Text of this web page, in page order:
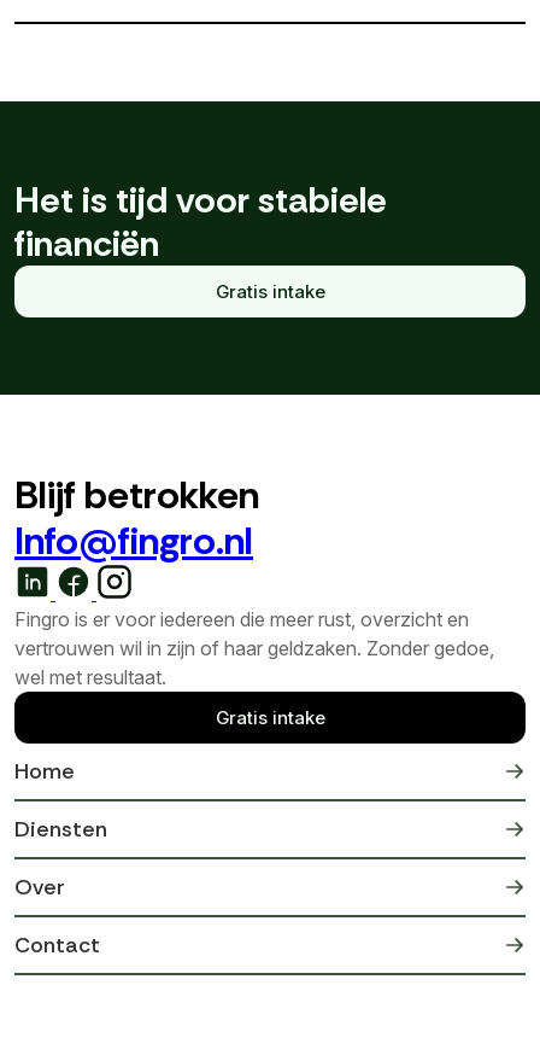
Het is tijd voor stabiele
financiën
Gratis intake
Blijf betrokken
Info@fingro.nl
Fingro is er voor iedereen die meer rust, overzicht en
vertrouwen wil in zijn of haar geldzaken. Zonder gedoe,
wel met resultaat.
Gratis intake
Home
Diensten
Over
Contact